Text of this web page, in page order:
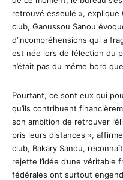
retrouvé esseulé », explique
club, Gaoussou Sanou
d’incompréhensions qui a
est née lors de l’élection du
n’était pas du même bord
Pourtant, ce sont eux qui
qu’ils contribuent
son ambition de retrouver
pris leurs distances »,
club, Bakary Sanou,
rejette l’idée d’une
fédérales ont surtout